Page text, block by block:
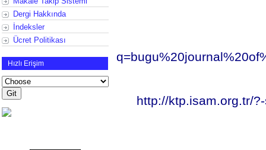
Dergi Hakkında
İndeksler
Ücret Politikası
Hızlı Erişim
http://ktp.isam.org.tr/